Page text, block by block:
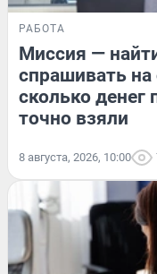
РАБОТА
Миссия —
спрашивать на
сколько денег
точно взяли
8 августа, 2026, 10:00